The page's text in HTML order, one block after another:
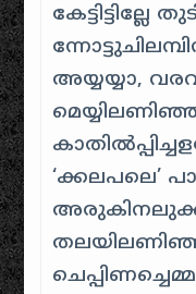
അയ്യയ്യാ,
‘ക്കലപലെ’